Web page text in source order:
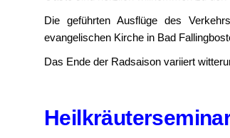
Die geführten Ausflüge des
evangelischen Kirche in Bad
Das Ende der Radsaison variiert